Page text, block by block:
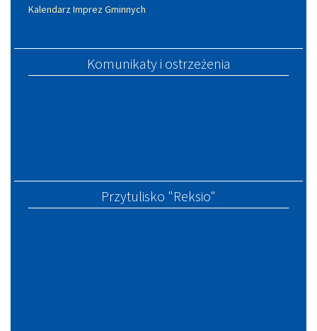
Kalendarz Imprez Gminnych
Komunikaty i ostrzeżenia
Przytulisko "Reksio"